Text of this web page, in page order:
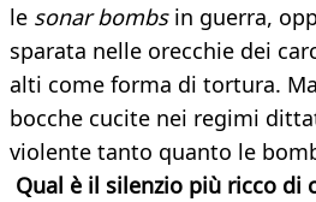
le sonar bombsin guerra,
sparata nelle orecchie dei
alti come forma di tortura.
bocche cucite nei regimi
violente tanto quanto le
Qual è il silenzio più ricco di